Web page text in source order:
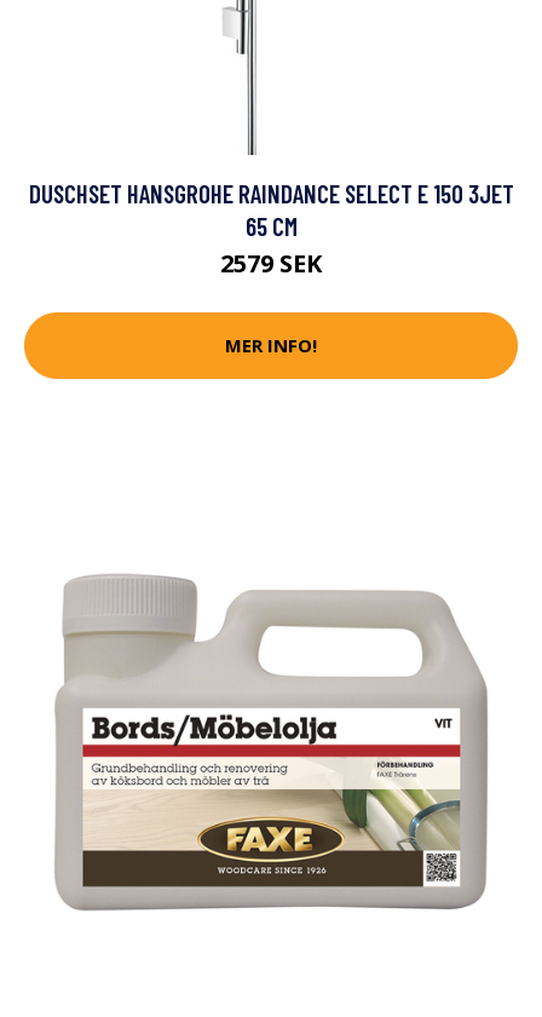
DUSCHSET HANSGROHE RAINDANCE SELECT E 150 3JET
65 CM
2579 SEK
MER INFO!